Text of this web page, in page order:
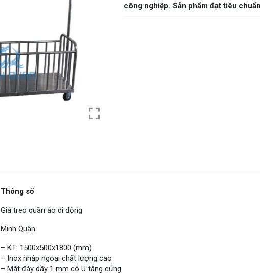
công nghiệp. Sản phẩm đạt tiêu
Thông số
Giá treo quần áo di động
Minh Quân
– KT: 1500x500x1800 (mm)
– Inox nhập ngoại chất lượng cao
– Mặt đáy dầy 1 mm có U tăng cứng